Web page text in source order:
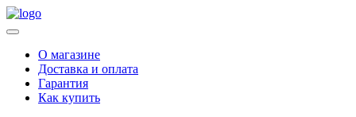
О магазине
Доставка и оплата
Гарантия
Как купить